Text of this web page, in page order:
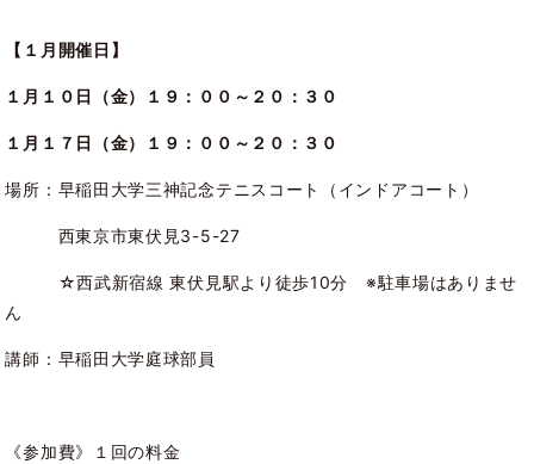
【１ 月開催日】
１月１０日（金）１９：００～２０：３０
１月１７日（金）１９：００～２０：３０
場所：早稲田大学三神記念テニスコート（インドアコート）
西東京市東伏見3-5-27
☆西武新宿線 東伏見駅より徒歩10分 ※駐車場はありませ
ん
講師：早稲田大学庭球部員
《参加費》１回の料金